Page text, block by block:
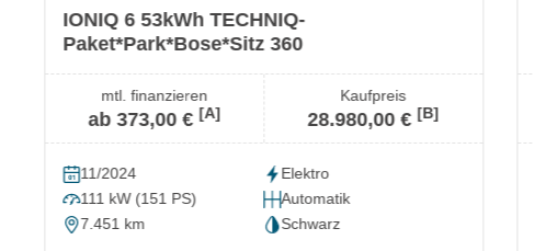
IONIQ 6 53kWh TECHNIQ-
Paket*Park*Bose*Sitz 360
mtl. finanzieren
ab 373,00 €[A]
Kaufpreis
28.980,00 €[B]
11/2024
Elektro
111 kW (151 PS)
Automatik
7.451 km
Schwarz